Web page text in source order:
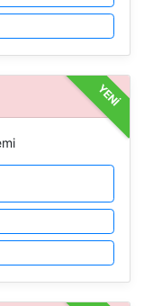
YENİ